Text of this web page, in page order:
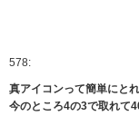
578:
真アイコンって簡単にと
今のところ4の3で取れて